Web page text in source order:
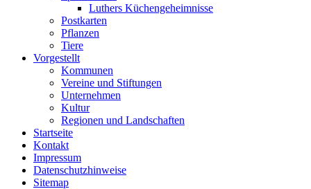
Luthers Küchengeheimnisse
Postkarten
Pflanzen
Tiere
Vorgestellt
Kommunen
Vereine und Stiftungen
Unternehmen
Kultur
Regionen und Landschaften
Startseite
Kontakt
Impressum
Datenschutzhinweise
Sitemap